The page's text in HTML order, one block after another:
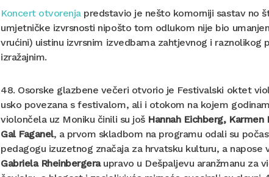
Koncert otvorenjapredstavio je nešto komorniji sastav no
umjetničke izvrsnosti nipošto tom odlukom nije bio
vrućini) uistinu izvrsnim izvedbama zahtjevnog i
izražajnim.
48. Osorske glazbene večeri otvorio je Festivalski oktet
usko povezana s festivalom, ali i otokom na kojem
violončela uz Moniku činili su još Hannah Eichberg,
Gal Faganel, a prvom skladbom na programu odali su
pedagogu izuzetnog značaja za hrvatsku kulturu, a
Gabriela Rheinbergeraupravo u Dešpaljevu aranžmanu za